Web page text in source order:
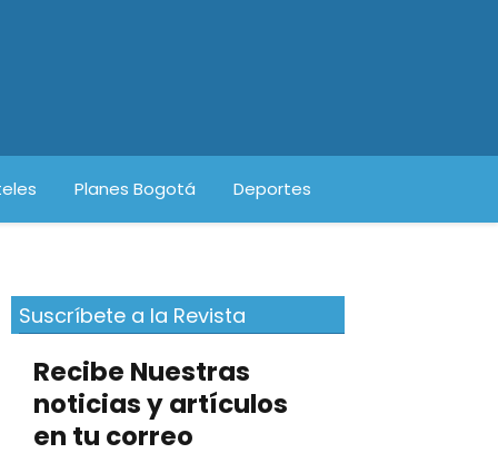
Planes Bogotá Deportes
Suscríbete a la Revista
Recibe Nuestras
noticias y artículos
en tu correo